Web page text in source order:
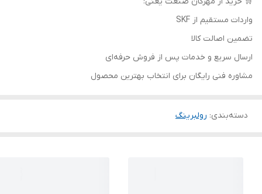
واردات مستقیم از SKF
تضمین اصالت کالا
ارسال سریع و خدمات پس از فروش حرفه‌ای
مشاوره فنی رایگان برای انتخاب بهترین محصول
دسته‌بندی: رولبرینگ